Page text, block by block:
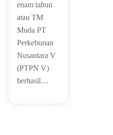
enam tahun
atau TM
Muda PT
Perkebunan
Nusantara V
(PTPN V)
berhasil…